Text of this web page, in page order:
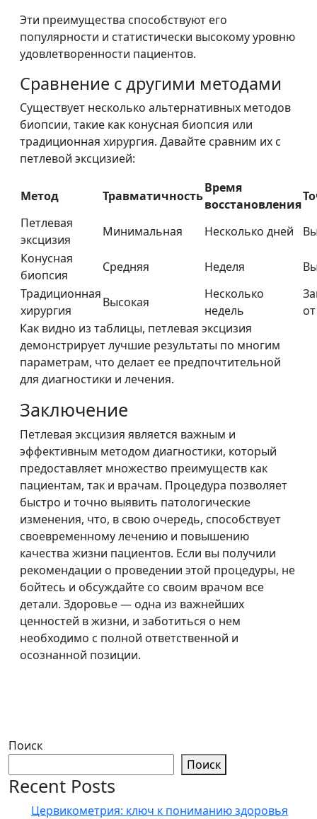
Эти преимущества способствуют его
популярности и статистически высокому уровню
удовлетворенности пациентов.
Сравнение с другими методами
Существует несколько альтернативных методов
биопсии, такие как конусная биопсия или
традиционная хирургия. Давайте сравним их с
петлевой эксцизией:
Метод Травматичность
Время
восстановления
Петлевая
эксцизия
Минимальная Несколько дней
Конусная
биопсия
Средняя Неделя
Традиционная
хирургия
Высокая
Несколько
недель
Как видно из таблицы, петлевая эксцизия
демонстрирует лучшие результаты по многим
параметрам, что делает ее предпочтительной
для диагностики и лечения.
Заключение
Петлевая эксцизия является важным и
эффективным методом диагностики, который
предоставляет множество преимуществ как
пациентам, так и врачам. Процедура позволяет
быстро и точно выявить патологические
изменения, что, в свою очередь, способствует
своевременному лечению и повышению
качества жизни пациентов. Если вы получили
рекомендации о проведении этой процедуры, не
бойтесь и обсуждайте со своим врачом все
детали. Здоровье — одна из важнейших
ценностей в жизни, и заботиться о нем
необходимо с полной ответственной и
осознанной позиции.
Поиск
Поиск
Recent Posts
Цервикометрия: ключ к пониманию здоровья